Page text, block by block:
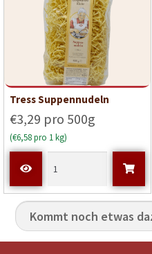
Tress Suppennudeln
€3,29 pro 500g
(€6,58 pro 1 kg)